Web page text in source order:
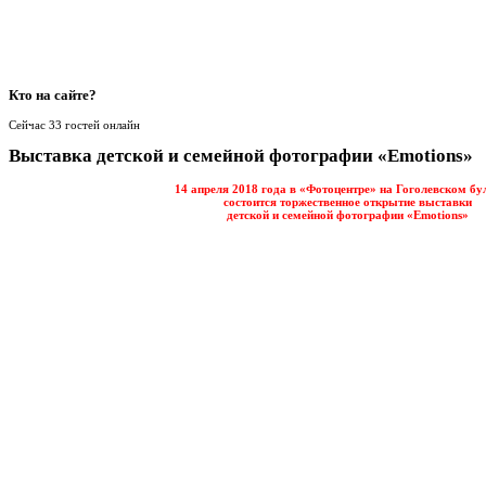
Кто на сайте?
Сейчас 33 гостей онлайн
Выставка детской и семейной фотографии «Emotions»
14 апреля 2018 года в «Фотоцентре» на Гоголевском
состоится торжественное открытие выставки
детской и семейной фотографии «Emotions»